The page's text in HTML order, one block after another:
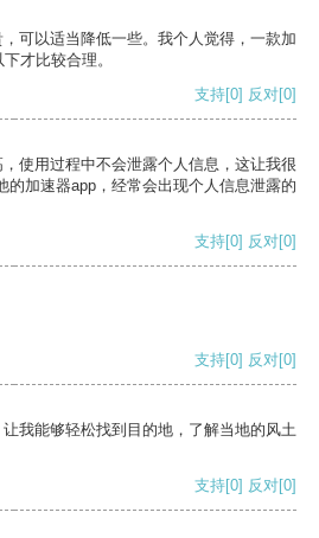
可以适当降低一些。我个人觉得，一款加
才比较合理。
支持[0] 反对[0]
使用过程中不会泄露个人信息，这让我很
的加速器app，经常会出现个人信息泄露的
支持[0] 反对[0]
支持[0] 反对[0]
我能够轻松找到目的地，了解当地的风土
支持[0] 反对[0]